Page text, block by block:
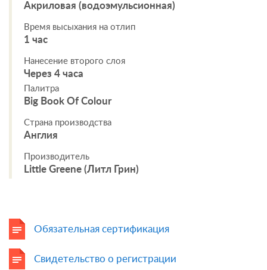
Акриловая (водоэмульсионная)
Время высыхания на отлип
1 час
Нанесение второго слоя
Через 4 часа
Палитра
Big Book Of Colour
Страна производства
Англия
Производитель
Little Greene (Литл Грин)
Обязательная сертификация
Свидетельство о регистрации